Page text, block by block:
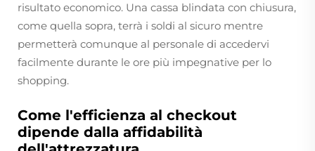
risultato economico. Una cassa blindata con chiusura,
come quella sopra, terrà i soldi al sicuro mentre
permetterà comunque al personale di accedervi
facilmente durante le ore più impegnative per lo
shopping.
Come l'efficienza al checkout
dipende dalla affidabilità